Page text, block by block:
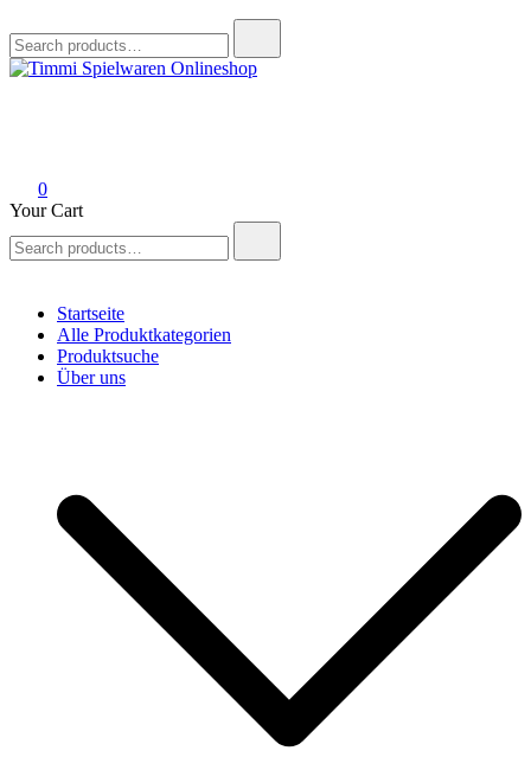
for:
0
Your Cart
for:
Startseite
Alle Produktkategorien
Produktsuche
Über uns